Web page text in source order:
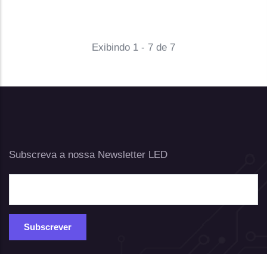
Exibindo 1 - 7 de 7
Subscreva a nossa Newsletter LED